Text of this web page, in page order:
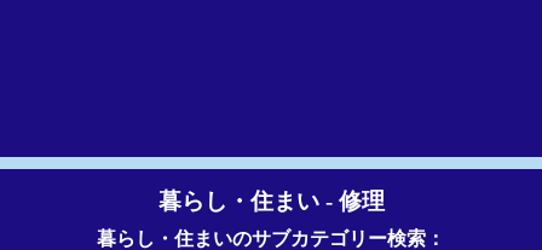
暮らし・住まい - 修理
暮らし・住まいのサブカテゴリー検索：